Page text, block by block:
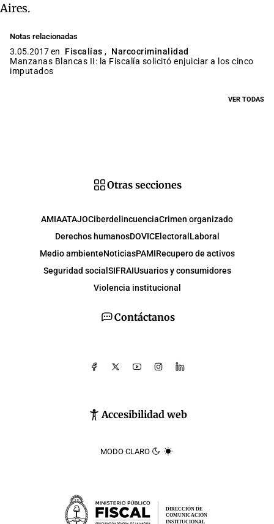
Aires.
Notas relacionadas
3.05.2017 en Fiscalías , Narcocriminalidad
Manzanas Blancas II: la Fiscalía solicitó enjuiciar a los cinco
imputados
VER TODAS
Contáctanos
Accesibilidad web
MODO CLARO
Otras secciones
AMIAATAJOCiberdelincuenciaCrimen organizado
Derechos humanosDOVICElectoral Laboral
Medio ambienteNoticiasPAMIRecupero de activos
Seguridad social SIFRAIUsuarios y consumidores
Violencia institucional
DIRECCIÓN DE
COMUNICACIÓN
INSTITUCIONAL